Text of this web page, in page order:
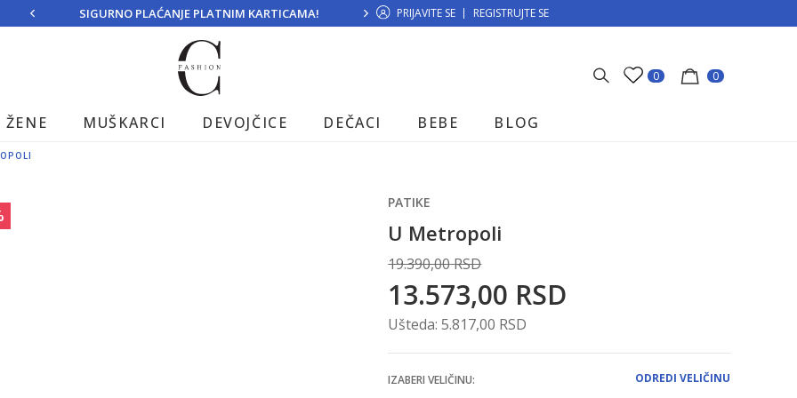
SIGURNO PLAĆANJE PLATNIM KARTICAMA! MOGUĆNOST BESPLATNE ISPORUKE!
PRIJAVITE SE REGISTRUJTE SE
0 0
ŽENE MUŠKARCI DEVOJČICE DEČACI BEBE BLOG
PATIKE
U Metropoli
19.390,00RSD
13.573,00 RSD
Ušteda:5.817,00 RSD
ODREDI VELIČINU
IZABERI VELIČINU: